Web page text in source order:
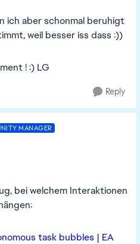
ich aber schonmal beruhigt
weil besser iss dass :))
! :) LG
Reply
MANAGER
bei welchem Interaktionen
task bubbles | EA